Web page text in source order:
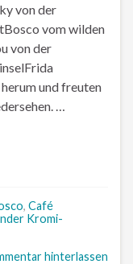
von der
vom wilden
von der
und freuten
…
, Café
Kromi-
hinterlassen